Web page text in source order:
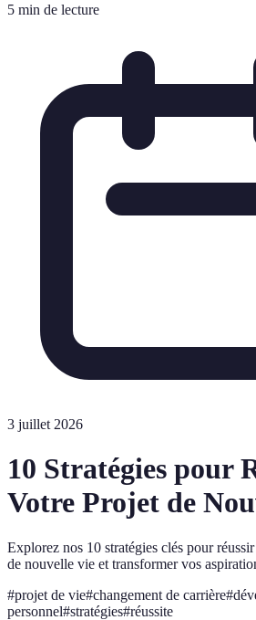
5 min de lecture
3 juillet 2026
10 Stratégies pour
Votre Projet de
Explorez nos 10 stratégies clés pour
de nouvelle vie et transformer vos
#projet de vie#changement de carrière#
personnel#stratégies#réussite